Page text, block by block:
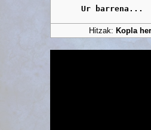
Ur barrena...
Hitzak: Kopla